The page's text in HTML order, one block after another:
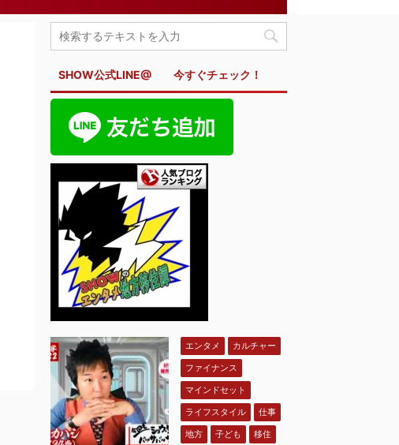
SHOW公式LINE@ 今すぐチェック！
エンタメ
カルチャー
ファイナンス
マインドセット
ライフスタイル
仕事
地方
子ども 移住